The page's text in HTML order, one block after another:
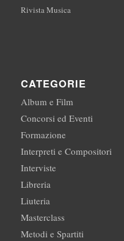
Rivista Musica
CATEGORIE
Album e Film
Concorsi ed Eventi
Formazione
Interpreti e Compositori
Interviste
Libreria
Liuteria
Masterclass
Metodi e Spartiti